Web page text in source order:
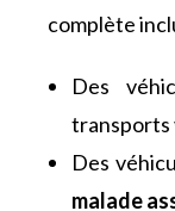
complète
Des
transports
Des
malade